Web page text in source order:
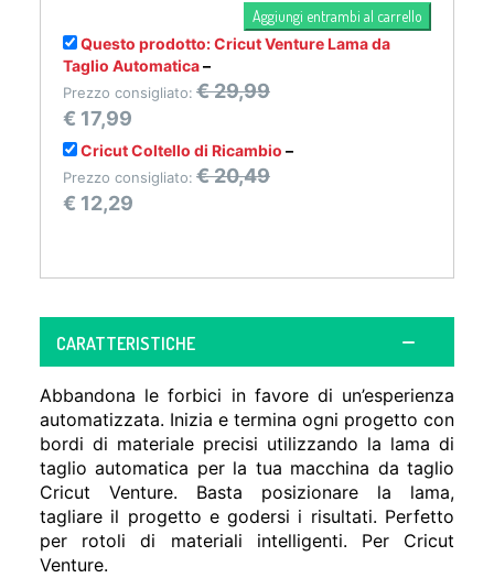
Questo prodotto: Cricut Venture Lama da
Taglio Automatica–
Prezzo consigliato: €29,99
€ 17,99
Cricut Coltello di Ricambio –
Prezzo consigliato: €20,49
€ 12,29
CARATTERISTICHE
Abbandona le forbici in favore di un’esperienza
automatizzata. Inizia e termina ogni progetto con
bordi di materiale precisi utilizzando la lama di
taglio automatica per la tua macchina da taglio
Cricut Venture. Basta posizionare la lama,
tagliare il progetto e godersi i risultati. Perfetto
per rotoli di materiali intelligenti. Per Cricut
Venture.